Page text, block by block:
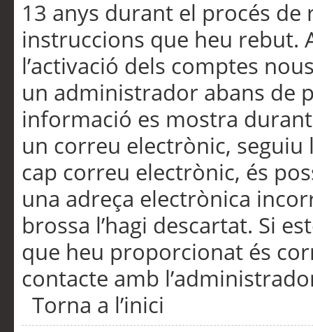
13 anys durant el procés de
instruccions que heu rebut.
l’activació dels comptes
un administrador abans de
informació es mostra
un correu electrònic,
cap correu electrònic, és
una adreça electrònica
brossa l’hagi descartat. Si
que heu proporcionat és
contacte amb
Torna a l’inici